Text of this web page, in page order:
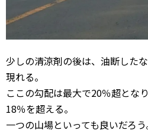
少しの清涼剤の後は、油断した
現れる。
ここの勾配は最大で20％超とな
18％を超える。
一つの山場といっても良いだろう